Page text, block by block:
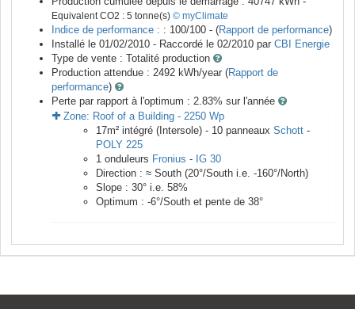
Equivalent CO2 : 5 tonne(s) © myClimate
Indice de performance : : 100/100 - (Rapport de performance)
Installé le 01/02/2010 - Raccordé le 02/2010 par CBI Energie
Type de vente : Totalité production
Production attendue : 2492 kWh/year (Rapport de
performance)
Perte par rapport à l'optimum : 2.83% sur l'année
Zone: Roof of a Building - 2250 Wp
17m² intégré (Intersole) - 10 panneaux Schott -
POLY 225
1 onduleurs Fronius - IG 30
Direction : ≈ South (20°/South i.e. -160°/North)
Slope : 30° i.e. 58%
Optimum : -6°/South et pente de 38°